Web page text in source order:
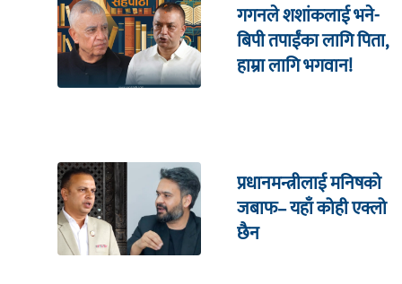
गगनले शशांकलाई भने-
बिपी तपाईंका लागि पिता,
हाम्रा लागि भगवान!
प्रधानमन्त्रीलाई मनिषको
जबाफ– यहाँ कोही एक्लो
छैन